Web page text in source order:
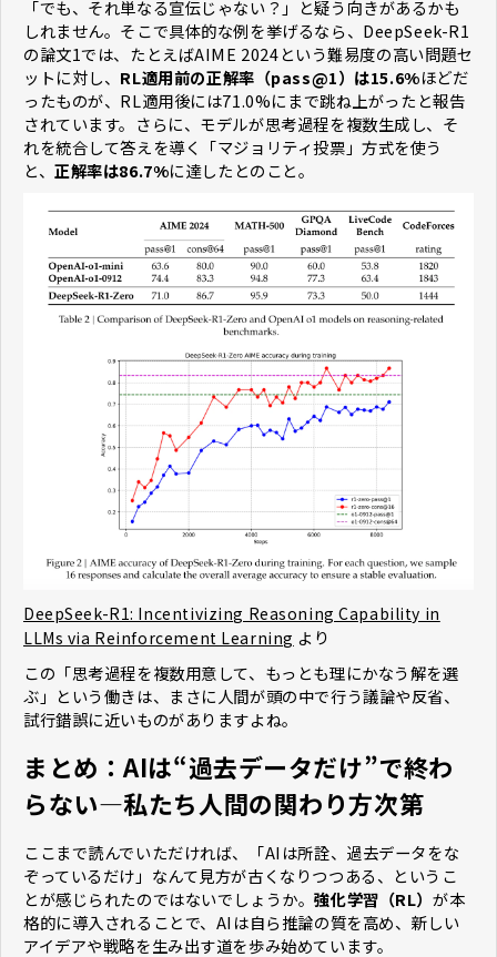
「でも、それ単なる宣伝じゃない？」と疑う向きがあるかも
しれません。そこで具体的な例を挙げるなら、DeepSeek-R1
の論文1では、たとえばAIME 2024という難易度の高い問題セ
ットに対し、 RL適用前の正解率（pass@1）は15.6%ほどだ
ったものが、RL適用後には71.0%にまで跳ね上がったと報告
されています。さらに、モデルが思考過程を複数生成し、そ
れを統合して答えを導く「マジョリティ投票」方式を使う
と、正解率は86.7%に達したとのこと。
DeepSeek-R1: Incentivizing Reasoning Capability in
LLMs via Reinforcement Learning より
この「思考過程を複数用意して、もっとも理にかなう解を選
ぶ」という働きは、まさに人間が頭の中で行う議論や反省、
試行錯誤に近いものがありますよね。
まとめ：AIは“過去データだけ”で終わ
らない―私たち人間の関わり方次第
ここまで読んでいただければ、「AIは所詮、過去データをな
ぞっているだけ」なんて見方が古くなりつつある、というこ
とが感じられたのではないでしょうか。強化学習（RL） が本
格的に導入されることで、AIは自ら推論の質を高め、新しい
アイデアや戦略を生み出す道を歩み始めています。